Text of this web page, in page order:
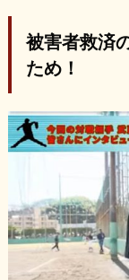
被害者救済
ため！